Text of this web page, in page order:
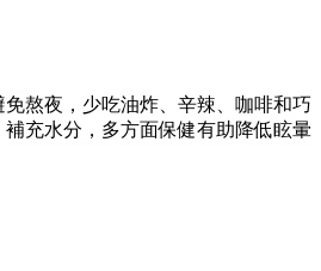
熬夜，少吃油炸、辛辣、咖啡和巧
充水分，多方面保健有助降低眩暈